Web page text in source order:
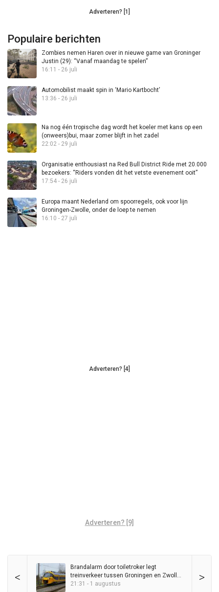
Adverteren? [1]
Populaire berichten
Zombies nemen Haren over in nieuwe game van Groninger
Justin (29): “Vanaf maandag te spelen”
16:11 - 26 juli
Automobilist maakt spin in ‘Mario Kartbocht’
13:36 - 26 juli
Na nog één tropische dag wordt het koeler met kans op een
(onweers)bui, maar zomer blijft in het zadel
22:02 - 29 juli
Organisatie enthousiast na Red Bull District Ride met 20.000
bezoekers: “Riders vonden dit het vetste evenement ooit”
17:54 - 26 juli
Europa maant Nederland om spoorregels, ook voor lijn
Groningen-Zwolle, onder de loep te nemen
16:10 - 27 juli
Adverteren? [4]
Adverteren? [9]
< >
Brandalarm door toiletroker legt
treinverkeer tussen Groningen en Zwolle
kort stil
21:31 - 1 augustus